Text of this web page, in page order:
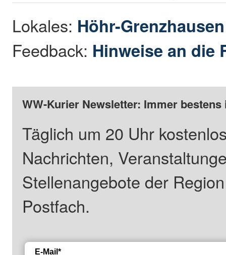
Lokales: Höhr-
Feedback: Hinweise an die
WW-Kurier Newsletter: Immer
Täglich um 20 Uhr
Nachrichten,
Stellenangebote der
Postfach.
E-Mail*